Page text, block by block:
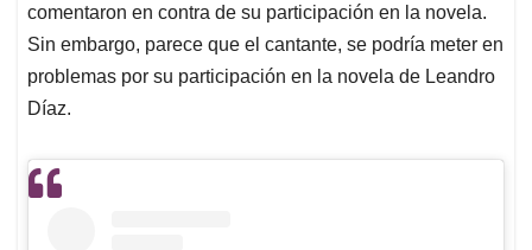
comentaron en contra de su participación en la novela.
Sin embargo, parece que el cantante, se podría meter en
problemas por su participación en la novela de Leandro
Díaz.